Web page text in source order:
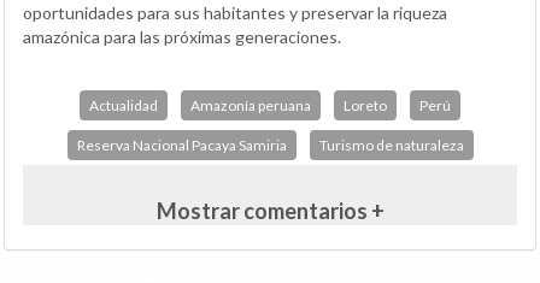
oportunidades para sus habitantes y preservar la riqueza
amazónica para las próximas generaciones.
Actualidad Amazonía peruana Loreto Perú
Reserva Nacional Pacaya Samiria Turismo de naturaleza
Mostrar comentarios +